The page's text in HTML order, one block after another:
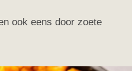
ook eens door zoete